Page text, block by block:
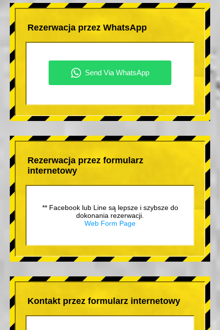
Rezerwacja przez WhatsApp
Rezerwacja przez formularz
internetowy
** Facebook lub Line są lepsze i szybsze do
dokonania rezerwacji.
Web Form Page
Kontakt przez formularz internetowy